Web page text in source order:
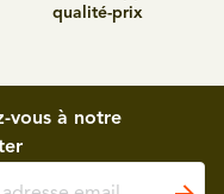
qualité-prix
vous à notre